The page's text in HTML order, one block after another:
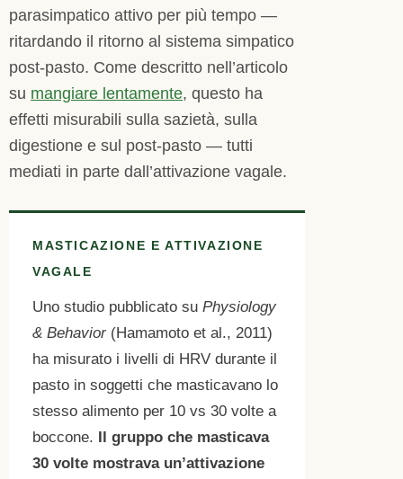
parasimpatico attivo per più tempo —
ritardando il ritorno al sistema simpatico
post-pasto. Come descritto nell’articolo
su mangiare lentamente, questo ha
effetti misurabili sulla sazietà, sulla
digestione e sul post-pasto — tutti
mediati in parte dall’attivazione vagale.
MASTICAZIONE E ATTIVAZIONE
VAGALE
Uno studio pubblicato su Physiology
& Behavior(Hamamoto et al., 2011)
ha misurato i livelli di HRV durante il
pasto in soggetti che masticavano lo
stesso alimento per 10 vs 30 volte a
boccone. Il gruppo che masticava
30 volte mostrava un’attivazione